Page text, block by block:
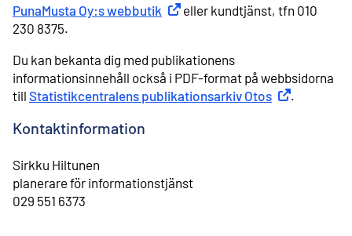
PunaMusta Oy:s webbutik Extern länk
eller kundtjänst, tfn 010
230 8375.
Du kan bekanta dig med publikationens
informationsinnehåll också i PDF-format på webbsidorna
till Statistikcentralens publikationsarkiv Otos Extern länk
.
Kontaktinformation
Sirkku Hiltunen
⁠planerare för informationstjänst
⁠029 551 6373